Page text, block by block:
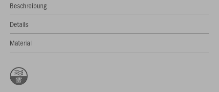
Beschreibung
Details
Material